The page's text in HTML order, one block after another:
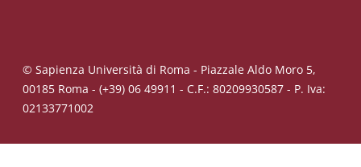
© Sapienza Università di Roma - Piazzale Aldo Moro 5,
00185 Roma - (+39) 06 49911 - C.F.: 80209930587 - P. Iva:
02133771002